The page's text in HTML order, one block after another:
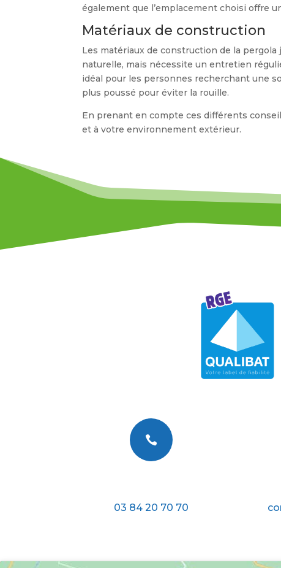
également que l’emplacement choisi offre
Matériaux de construction
Les matériaux de construction de la
naturelle, mais nécessite un entretien
idéal pour les personnes recherchant une
plus poussé pour éviter la rouille.
En prenant en compte ces différents
et à votre environnement extérieur.

03 84 20 70 70